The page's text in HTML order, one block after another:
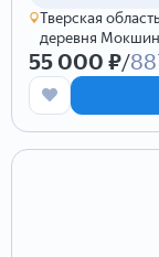
Тверская
деревня
55 000 ₽/